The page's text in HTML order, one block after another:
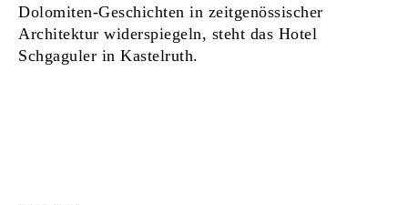
Dolomiten-Geschichten in zeitgenössischer
Architektur widerspiegeln, steht das Hotel
Schgaguler in Kastelruth.